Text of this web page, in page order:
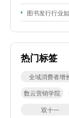
图书发行行业
热门标签
全域消费者增
数云营销学院
双十一